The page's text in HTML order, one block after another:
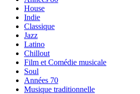
House
Indie
Classique
Jazz
Latino
Chillout
Film et Comédie musicale
Soul
Années 70
Musique traditionnelle